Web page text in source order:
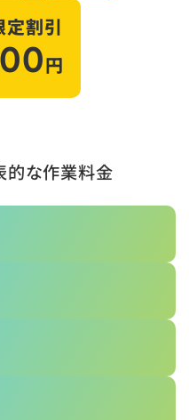
定割引
円
的な作業料金